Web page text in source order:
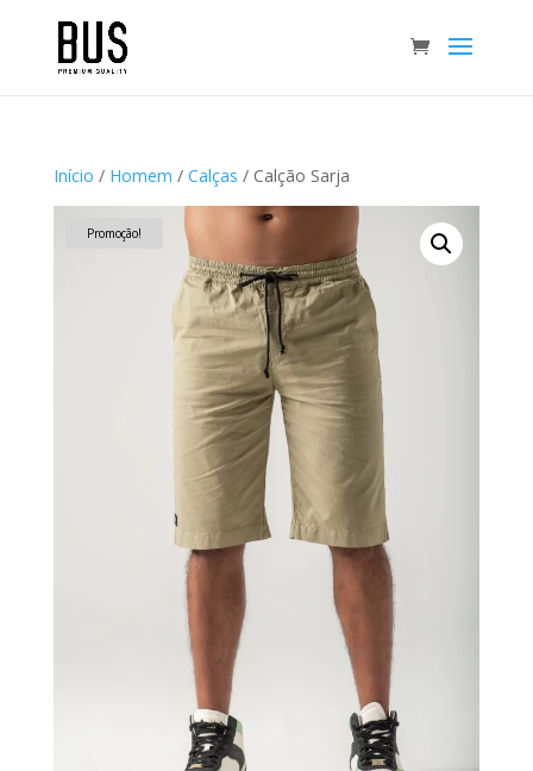
Início / Homem / Calças / Calção Sarja
Promoção!